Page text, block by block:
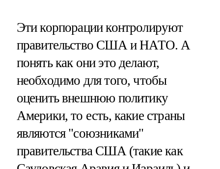
Эти корпорации контролируют
правительство США и НАТО. А
понять как они это делают,
необходимо для того, чтобы
оценить внешнюю политику
Америки, то есть, какие страны
являются "союзниками"
правительства США (такие как